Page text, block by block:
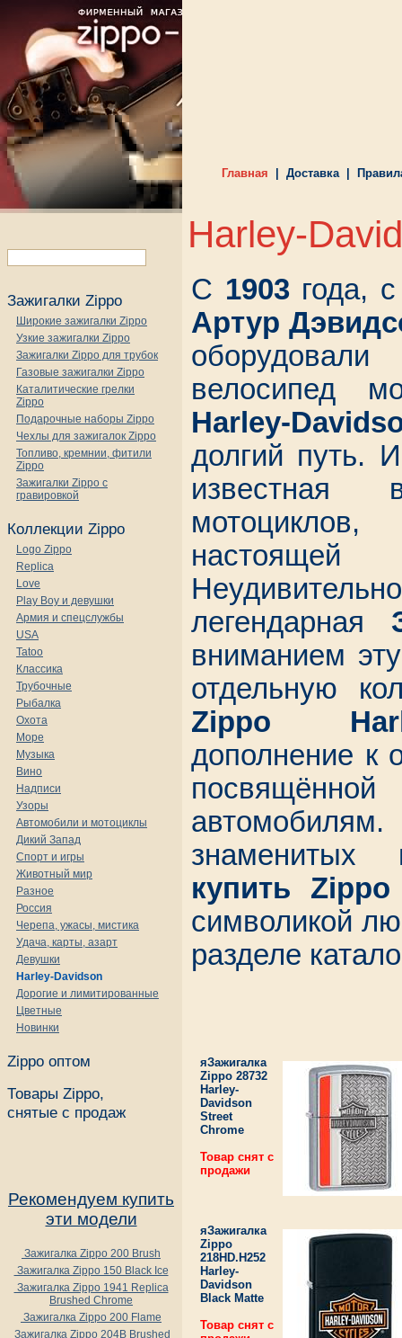
Главная Доставка
Зажигалки Zippo
Широкие зажигалки Zippo
Узкие зажигалки Zippo
Зажигалки Zippo для трубок
Газовые зажигалки Zippo
Каталитические грелки
Zippo
Подарочные наборы Zippo
Чехлы для зажигалок Zippo
Топливо, кремнии, фитили
Zippo
Зажигалки Zippo с
гравировкой
Коллекции Zippo
Logo Zippo
Replica
Love
Play Boy и девушки
Армия и спецслужбы
USA
Tatoo
Классика
Трубочные
Рыбалка
Охота
Море
Музыка
Вино
Надписи
Узоры
Автомобили и мотоциклы
Дикий Запад
Спорт и игры
Животный мир
Разное
Россия
Черепа, ужасы, мистика
Удача, карты, азарт
Девушки
Harley-Davidson
Дорогие и лимитированные
Цветные
Новинки
Zippo оптом
Товары Zippo,
снятые с продаж
Рекомендуем купить
эти модели
Зажигалка Zippo 200 Brush
Зажигалка Zippo 150 Black Ice
Зажигалка Zippo 1941 Replica
Brushed Chrome
Зажигалка Zippo 200 Flame
Зажигалка Zippo 204B Brushed
Harley-
С 1903года, с
Артур
велосипед
Harley-
долгий путь.
легендарная
вниманием
отдельную
Zippo
дополнение к
знаменитых
купить
символикой
разделе
яЗажигалка
Zippo 28732
Harley-
Davidson
Street
Chrome
Товар снят с
продажи
яЗажигалка
Zippo
218HD.H252
Harley-
Davidson
Black Matte
Товар снят с